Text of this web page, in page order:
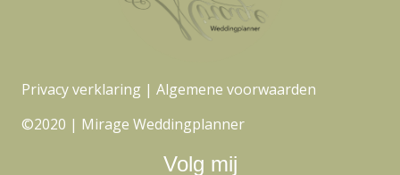
Privacy verklaring | Algemene voorwaarden
©2020 | Mirage Weddingplanner
Volg mij